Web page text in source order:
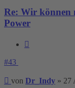
Re: Wir können
Power
#43
Beitrag
von Dr_Indy » 27